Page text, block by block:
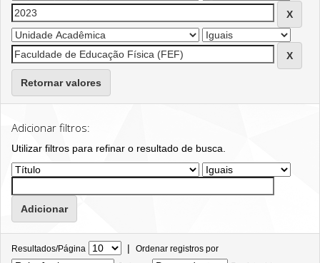
Retornar valores
Adicionar filtros:
Utilizar filtros para refinar o resultado de busca.
Resultados/Página | Ordenar registros por